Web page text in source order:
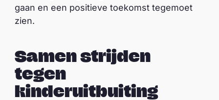
gaan en een positieve toekomst tegemoet
zien.
Samen strijden
tegen
kinderuitbuiting